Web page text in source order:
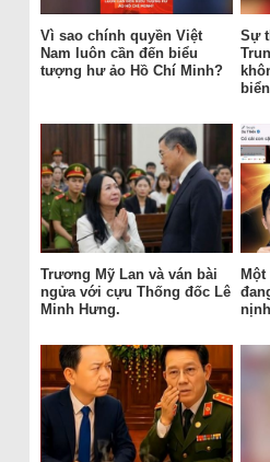
Vì sao chính quyền Việt
Nam luôn cần đến biểu
tượng hư ảo Hồ Chí Minh?
Sự
Trương Mỹ Lan và ván bài
ngửa với cựu Thống đốc Lê
Minh Hưng.
Một